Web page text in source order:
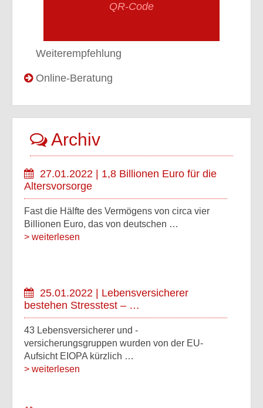
QR-Code
Weiterempfehlung
Online-Beratung
Archiv
27.01.2022 | 1,8 Billionen Euro für die
Altersvorsorge
Fast die Hälfte des Vermögens von circa vier
Billionen Euro, das von deutschen …
> weiterlesen
25.01.2022 | Lebensversicherer
bestehen Stresstest – …
43 Lebensversicherer und -
versicherungsgruppen wurden von der EU-
Aufsicht EIOPA kürzlich …
> weiterlesen